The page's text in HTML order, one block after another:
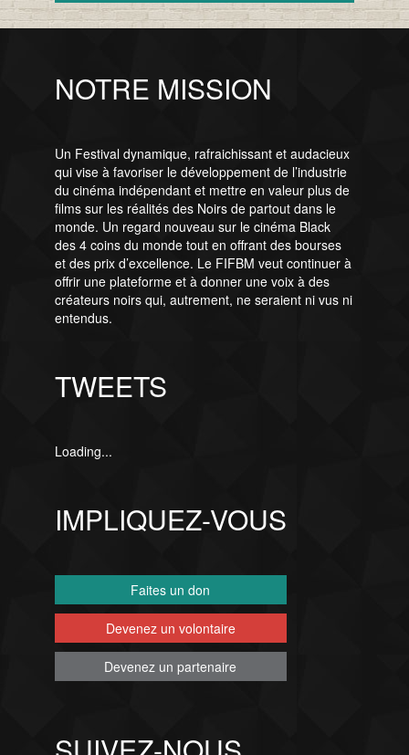
NOTRE MISSION
Un Festival dynamique, rafraichissant et audacieux
qui vise à favoriser le développement de l’industrie
du cinéma indépendant et mettre en valeur plus de
films sur les réalités des Noirs de partout dans le
monde. Un regard nouveau sur le cinéma Black
des 4 coins du monde tout en offrant des bourses
et des prix d’excellence. Le FIFBM veut continuer à
offrir une plateforme et à donner une voix à des
créateurs noirs qui, autrement, ne seraient ni vus ni
entendus.
TWEETS
Loading...
IMPLIQUEZ-VOUS
Faites un don
Devenez un volontaire
Devenez un partenaire